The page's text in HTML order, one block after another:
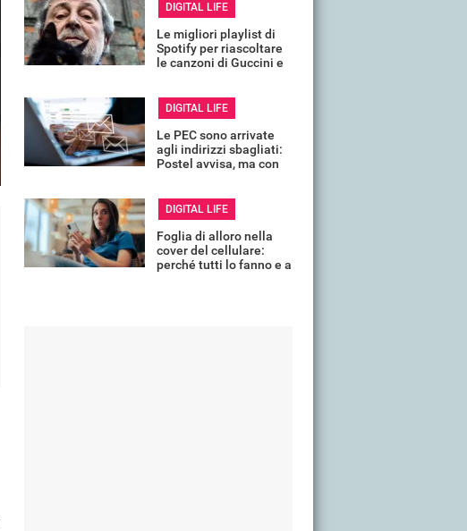
DIGITAL LIFE
Le migliori playlist di
Spotify per riascoltare
le canzoni di Guccini e
DIGITAL LIFE
Le PEC sono arrivate
agli indirizzi sbagliati:
Postel avvisa, ma con
DIGITAL LIFE
Foglia di alloro nella
cover del cellulare:
perché tutti lo fanno e a